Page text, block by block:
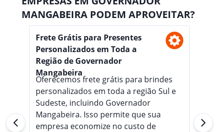
MANGABEIRA PODEM APROVEITAR?
Frete Grátis para Presentes
Personalizados em Toda a
Região de Governador
Mangabeira
Oferecemos frete grátis para brindes
personalizados em toda a região Sul e
Sudeste, incluindo Governador
Mangabeira. Isso permite que sua
empresa economize no custo de